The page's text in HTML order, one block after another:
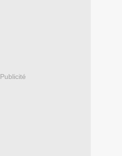
Publicité